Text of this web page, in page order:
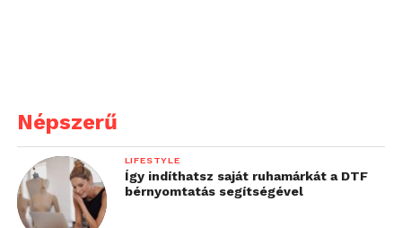
Népszerű
LIFESTYLE
Így indíthatsz saját ruhamárkát a DTF
bérnyomtatás segítségével